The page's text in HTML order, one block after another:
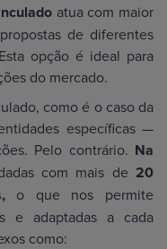
atua com maior
de diferentes
opção é ideal para
do mercado.
como é o caso da
específicas —
Pelo contrário. Na
com mais de20
o que nos permite
e adaptadas a cada
como: